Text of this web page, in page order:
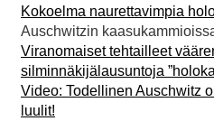
Kokoelma naurettavimpia
Auschwitzin
Viranomaiset tehtailleet
silminnäkijälausuntoja
Video: Todellinen Auschwitz
luulit!